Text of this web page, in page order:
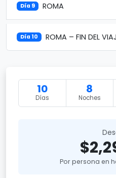
Día 9 ROMA
Día 10 ROMA – FIN DEL
10
Días
8
Noches
Por persona en